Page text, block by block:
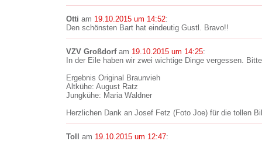
Otti am 19.10.2015 um 14:52:
Den schönsten Bart hat eindeutig Gustl. Bravo!!
VZV Großdorfam 19.10.2015 um 14:25:
In der Eile haben wir zwei wichtige Dinge vergessen.
Ergebnis Original Braunvieh
Altkühe: August Ratz
Jungkühe: Maria Waldner
Herzlichen Dank an Josef Fetz (Foto Joe) für die tollen
Toll am 19.10.2015 um 12:47: